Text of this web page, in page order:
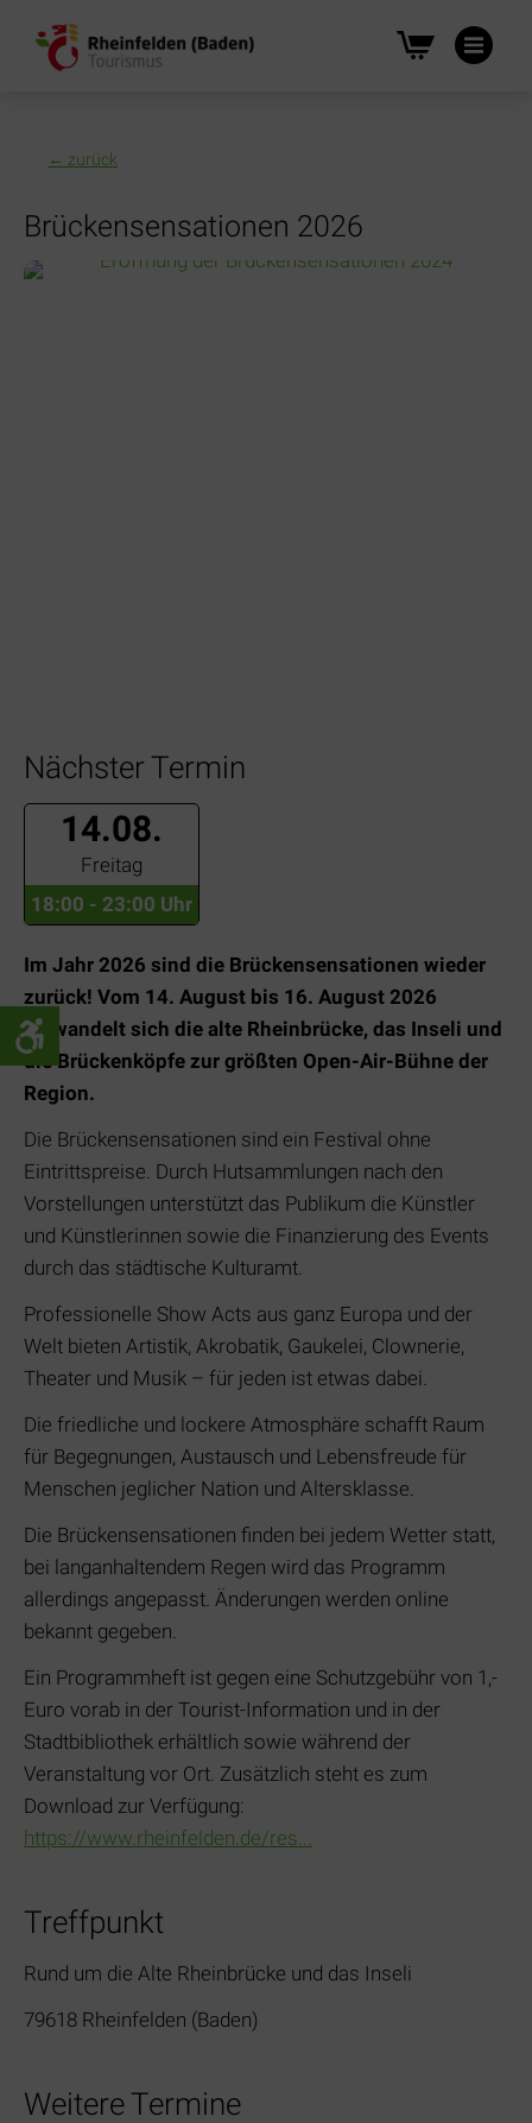
← zurück
Brückensensationen 2026
Nächster Termin
14.08.
Freitag
18:00 - 23:00 Uhr
Im Jahr 2026 sind die Brückensensationen wieder
zurück! Vom 14. August bis 16. August 2026
verwandelt sich die alte Rheinbrücke, das Inseli und
die Brückenköpfe zur größten Open-Air-Bühne der
Region.
Die Brückensensationen sind ein Festival ohne
Eintrittspreise. Durch Hutsammlungen nach den
Vorstellungen unterstützt das Publikum die Künstler
und Künstlerinnen sowie die Finanzierung des Events
durch das städtische Kulturamt.
Professionelle Show Acts aus ganz Europa und der
Welt bieten Artistik, Akrobatik, Gaukelei, Clownerie,
Theater und Musik – für jeden ist etwas dabei.
Die friedliche und lockere Atmosphäre schafft Raum
für Begegnungen, Austausch und Lebensfreude für
Menschen jeglicher Nation und Altersklasse.
Die Brückensensationen finden bei jedem Wetter statt,
bei langanhaltendem Regen wird das Programm
allerdings angepasst. Änderungen werden online
bekannt gegeben.
Ein Programmheft ist gegen eine Schutzgebühr von 1,-
Euro vorab in der Tourist-Information und in der
Stadtbibliothek erhältlich sowie während der
Veranstaltung vor Ort. Zusätzlich steht es zum
Download zur Verfügung:
https://www.rheinfelden.de/res...
Treffpunkt
Rund um die Alte Rheinbrücke und das Inseli
79618 Rheinfelden (Baden)
Weitere Termine